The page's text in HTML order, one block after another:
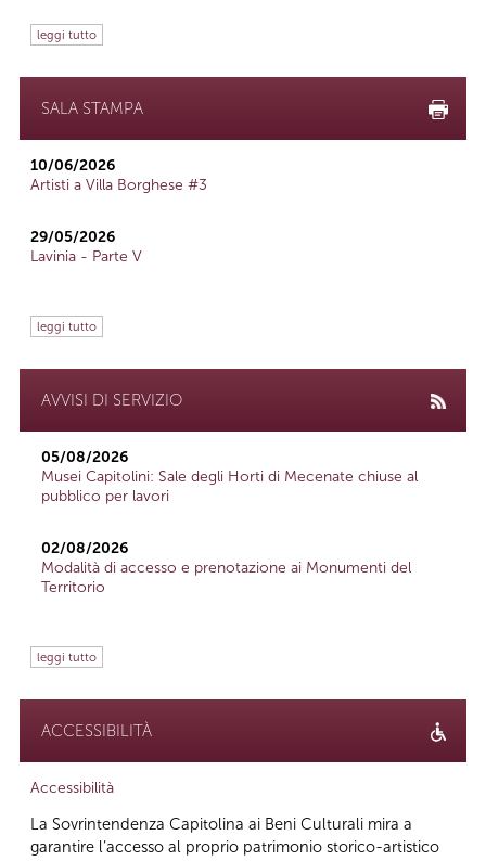
leggi tutto
SALA STAMPA
10/06/2026
Artisti a Villa Borghese #3
29/05/2026
Lavinia - Parte V
leggi tutto
AVVISI DI SERVIZIO
05/08/2026
Musei Capitolini: Sale degli Horti di Mecenate chiuse al
pubblico per lavori
02/08/2026
Modalità di accesso e prenotazione ai Monumenti del
Territorio
leggi tutto
ACCESSIBILITÀ
Accessibilità
La Sovrintendenza Capitolina ai Beni Culturali mira a
garantire l’accesso al proprio patrimonio storico-artistico